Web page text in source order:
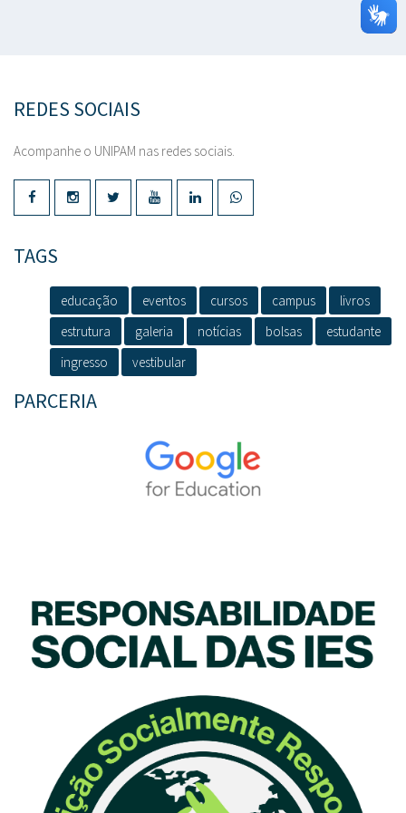
REDES SOCIAIS
Acompanhe o UNIPAM nas redes sociais.
TAGS
educação eventos cursos campus
livros
estrutura
galeria notícias bolsas
estudante
ingresso
vestibular
PARCERIA